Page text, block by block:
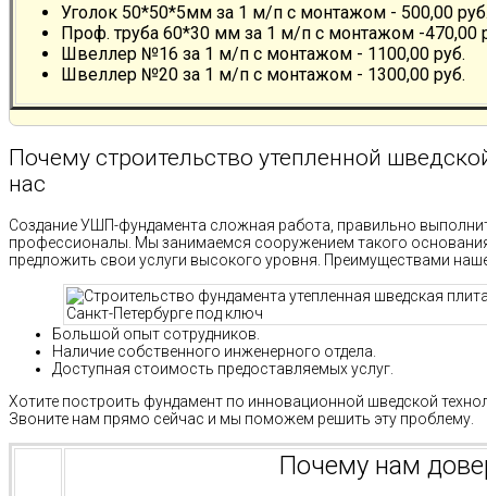
Уголок 50*50*5мм за 1 м/п с монтажом - 500,00
Проф. труба 60*30 мм за 1 м/п с монтажом -470,00
Швеллер №16 за 1 м/п с монтажом - 1100,00 руб.
Швеллер №20 за 1 м/п с монтажом - 1300,00 руб.
Почему строительство утепленной
нас
Создание УШП-фундамента сложная работа, правильно
профессионалы. Мы занимаемся сооружением такого
предложить свои услуги высокого уровня. Преимуществами
Большой опыт сотрудников.
Наличие собственного инженерного отдела.
Доступная стоимость предоставляемых услуг.
Хотите построить фундамент по инновационной шведской
Звоните нам прямо сейчас и мы поможем решить эту проблему.
Почему нам